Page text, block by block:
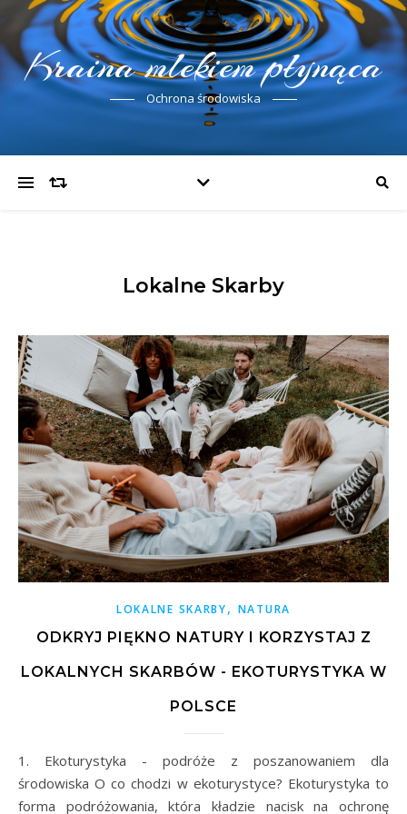
Kraina mlekiem płynąca
Ochrona środowiska
Lokalne Skarby
LOKALNE SKARBY, NATURA
ODKRYJ PIĘKNO NATURY I KORZYSTAJ Z
LOKALNYCH SKARBÓW - EKOTURYSTYKA W
POLSCE
1. Ekoturystyka - podróże z poszanowaniem dla
środowiska O co chodzi w ekoturystyce? Ekoturystyka to
forma podróżowania, która kładzie nacisk na ochronę